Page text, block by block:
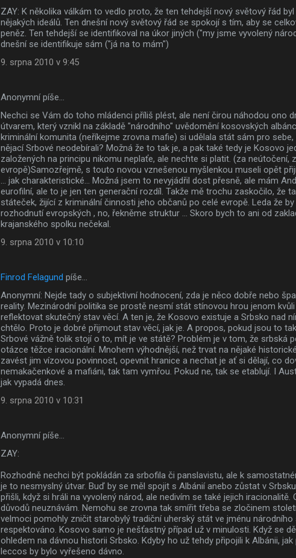
ZAY: K několika válkám to vedlo proto, že ten tehdejší nový světový řád
nějakých ideálů. Ten dnešní nový světový řád se spokojí s tím, aby se
peněz. Ten tehdejší se identifikoval na úkor jiných ("my jsme vyvolený
dnešní se identifikuje sám ("já na to mám")
9. srpna 2010 v 9:45
Anonymní píše…
Nechci se Vám do toho mládenci příliš plést, ale není čirou náhodou ono
útvarem, který vznikl na základě "národního" uvědomění kosovských
kriminální komunita (neříkejme zrovna mafie) si udělala stát sám pro
nějací Srbové neodebírali? Možná že to tak je, a pak také tedy je Kosovo
založených na principu nikomu neplaťe, ale nechte si platit. (za neútočení,
evropě)Samozřejmě, s touto novou vznešenou myšlenkou museli opět
... jak charakteristické... Možná jsem to nevyjádřil dost přesně, ale mám
eurofilní, ale to je jen ten generační rozdíl. Takže mě trochu zaskočilo, že
státeček, žijící z kriminální činnosti jeho občanů po celé evropě. Leda že
rozhodnutí evropských , no, řekněme struktur ... Skoro bych to ani od
krajanského spolku nečekal.
9. srpna 2010 v 10:10
Finrod Felagund píše…
Anonymní: Nejde tady o subjektivní hodnocení, zda je něco dobře nebo
reality. Mezinárodní politika se prostě nesmí stát stínovou hrou jenom
reflektovat skutečný stav věcí. A ten je, že Kosovo existuje a Srbsko nad
chtělo. Proto je dobré přijmout stav věcí, jak je. A propos, pokud jsou to
Srbové vážně tolik stojí o to, mít je ve státě? Problém je v tom, že srbská
otázce těžce iracionální. Mnohem výhodnější, než trvat na nějaké
zavést jim vízovou povinnost, opevnit hranice a nechat je ať si dělají, co
nemakačenkové a mafiáni, tak tam vymřou. Pokud ne, tak se etablují. I
jak vypadá dnes.
9. srpna 2010 v 10:31
Anonymní píše…
ZAY:
Rozhodně nechci být pokládán za srbofila či panslavistu, ale k
je to nesmyslný útvar. Buď by se měl spojit s Albánií anebo zůstat v
přišli, když si hráli na vyvolený národ, ale nedivím se také jejich iracionalitě.
důvodů neuznávám. Nemohu se zrovna tak smířit třeba se zločinem
velmoci pomohly zničit starobylý tradiční uherský stát ve jménu národního
respektováno. Kosovo samo je nešťastný případ už v minulosti. Když se
ohledem na dávnou historii Srbsko. Kdyby ho už tehdy připojili k Albánii,
leccos by bylo vyřešeno dávno.